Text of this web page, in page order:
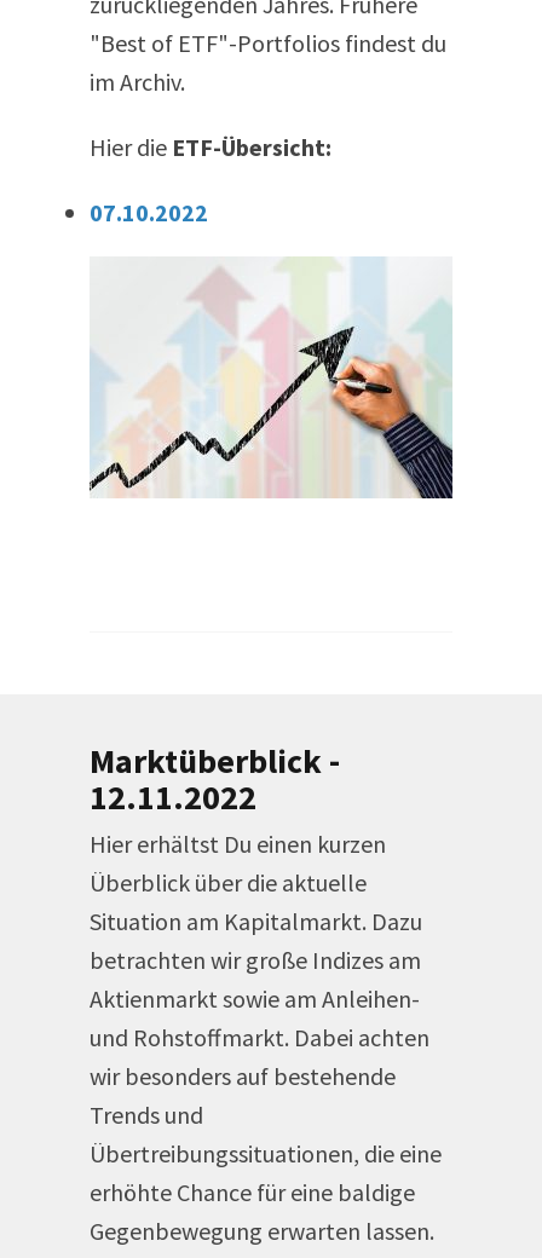
"Best of ETF"-Portfolios findest du
im Archiv.
Hier die ETF-Übersicht:
07.10.2022
Marktüberblick -
12.11.2022
Hier erhältst Du einen kurzen
Überblick über die aktuelle
Situation am Kapitalmarkt. Dazu
betrachten wir große Indizes am
Aktienmarkt sowie am Anleihen-
und Rohstoffmarkt. Dabei achten
wir besonders auf bestehende
Trends und
Übertreibungssituationen, die eine
erhöhte Chance für eine baldige
Gegenbewegung erwarten lassen.